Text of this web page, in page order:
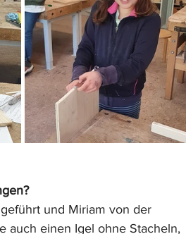
und Miriam von der
auch einen Igel ohne Stacheln,